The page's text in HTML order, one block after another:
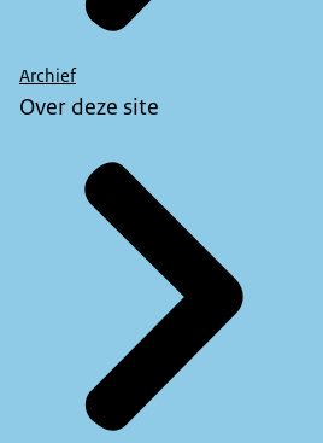
Archief
Over deze site